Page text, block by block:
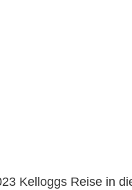
Kelloggs Reise in